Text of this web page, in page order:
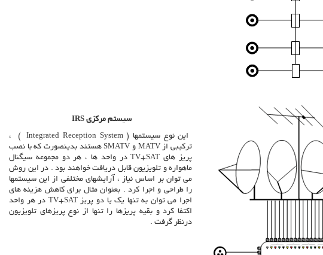
سیستم مرکزیIRS
این نوع سیستمها (
Integrated Reception System
) ،
ترکیبی از MATV و SMATVهستند بدینصورت که با نصب
پریز های
TV+SAT در واحد ها ، هر دو مجموعه سیگنال
ماهواره و تلویزیون قابل دریافت خواهند بود . در این روش
می توان بر اساس نیاز ، آرایشهای مختلفی از این سیستمها
را طراحی و اجرا کرد . بعنوان مثال برای کاهش هزینه های
اجرا می توان به تنها یک یا دو پریز
TV+SAT در هر واحد
اکتفا کرد و بقیه پریزها را تنها از نوع پریزهای تلویزیون
درنظر گرفت .